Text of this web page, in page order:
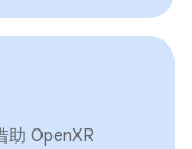
OpenXR